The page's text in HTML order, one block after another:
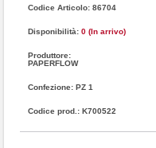
Codice Articolo: 86704
Disponibilità: 0 (In arrivo)
Produttore:
PAPERFLOW
Confezione: PZ 1
Codice prod.: K700522